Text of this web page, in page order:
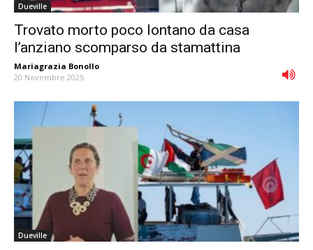
Dueville
Trovato morto poco lontano da casa
l’anziano scomparso da stamattina
Mariagrazia Bonollo -
20 Novembre 2025
Dueville